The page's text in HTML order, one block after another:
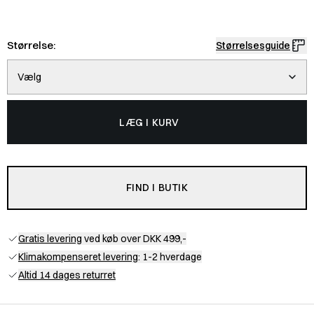
Størrelse: Størrelsesguide
Vælg
LÆG I KURV
FIND I BUTIK
Gratis levering ved køb over DKK 499,-
Klimakompenseret levering: 1-2 hverdage
Altid 14 dages returret